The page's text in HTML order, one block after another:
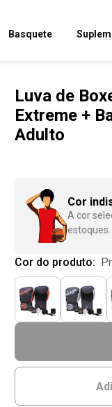
Basquete
Luva de
Extreme +
Adulto
Cor
A cor
Cor do produto: